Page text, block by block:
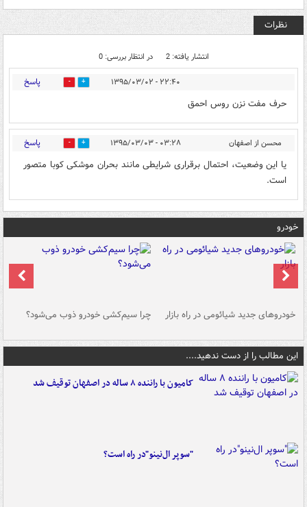
نظرات
انتشار یافته: 2 در انتظار بررسی: 0
۲۲:۴۰ - ۱۳۹۵/۰۳/۰۲ 0 پاسخ
حرف مفت نزن روس احمق
محسن از اصفهان ۰۳:۲۸ - ۱۳۹۵/۰۳/۰۳ 0 پاسخ
یا این وضعیت، احتمال برقراری شرایطی مانند بحران موشکی کوبا متصور
است.
خودرو
خودروهای جدید شیائومی در راه بازار چرا سیم‌کشی خودرو ذوب می‌شود؟
این مطالب را از دست ندهید....
کامیون با راننده ۸ ساله در اصفهان توقیف شد
"سوپر ال‌نینو"در راه است؟